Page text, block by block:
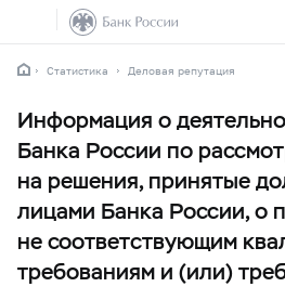
Статистика Деловая репутация
Информация о
Банка России по
на решения, принятые
лицами Банка России, о
не соответствующим
требованиям и (или)